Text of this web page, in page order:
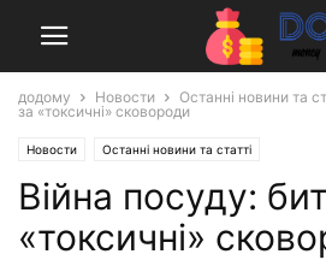
додому Новости Останні новини та
за «токсичні» сковороди
Новости Останні новини та статті
Війна посуду:
«токсичні»